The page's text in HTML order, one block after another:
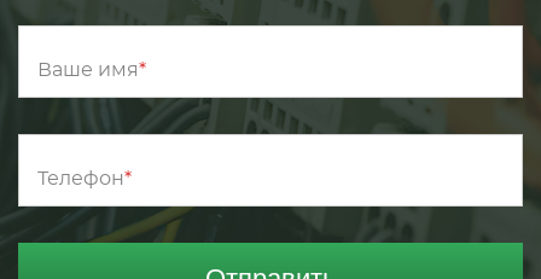
Ваше имя
Телефон